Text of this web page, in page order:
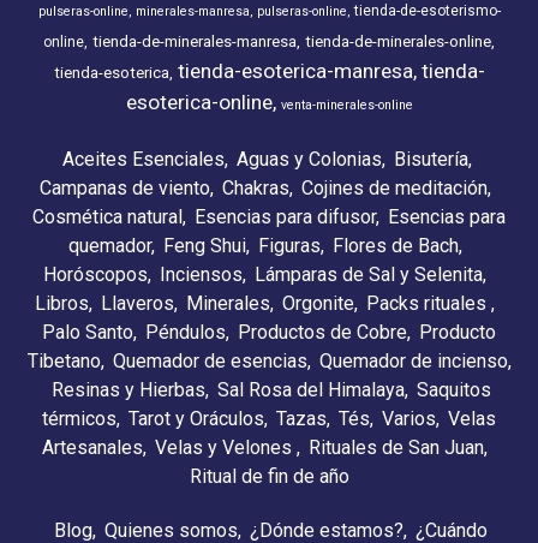
pulseras-online
minerales-manresa pulseras-online tienda-de-esoterismo-
online tienda-de-minerales-manresa tienda-de-minerales-online
tienda-esoterica tienda-esoterica-manresa tienda-
esoterica-online venta-minerales-online
Aceites Esenciales Aguas y Colonias
Bisutería
Campanas de viento Chakras Cojines de meditación
Cosmética natural Esencias para difusor Esencias para
quemador
Feng Shui Figuras
Flores de Bach
Horóscopos
Inciensos
Lámparas de Sal y Selenita
Libros
Llaveros Minerales Orgonite Packs rituales
Palo Santo Péndulos Productos de Cobre Producto
Tibetano Quemador de esencias Quemador de incienso
Resinas y Hierbas Sal Rosa del Himalaya Saquitos
térmicos Tarot y Oráculos Tazas Tés Varios Velas
Artesanales Velas y Velones
Rituales de San Juan
Ritual de fin de año
Blog Quienes somos ¿Dónde estamos?
¿Cuándo